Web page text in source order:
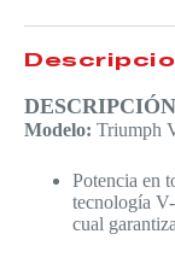
Modelo: Triumph
Potencia en
tecnología
cual